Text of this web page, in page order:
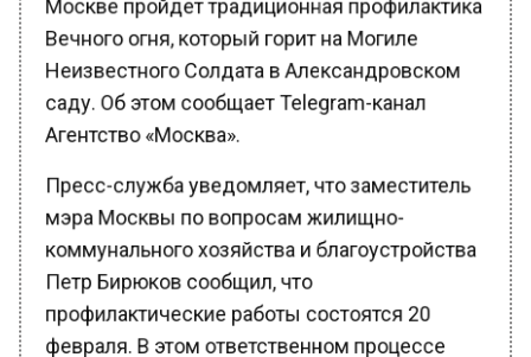
Вечного огня, который горит на Могиле
Неизвестного Солдата в Александровском
саду. Об этом сообщает Telegram-канал
Агентство «Москва».
Пресс-служба уведомляет, что заместитель
мэра Москвы по вопросам жилищно-
коммунального хозяйства и благоустройства
Петр Бирюков сообщил, что
профилактические работы состоятся 20
февраля. В этом ответственном процессе